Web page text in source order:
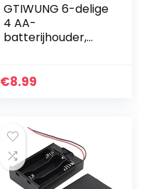
GTIWUNG 6-delige
4 AA-
batterijhouder,
zwarte plastic
€8.99